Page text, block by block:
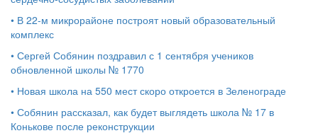
• В 22-м микрорайоне построят новый образовательный
комплекс
• Сергей Собянин поздравил с 1 сентября учеников
обновленной школы № 1770
• Новая школа на 550 мест скоро откроется в Зеленограде
• Собянин рассказал, как будет выглядеть школа № 17 в
Конькове после реконструкции